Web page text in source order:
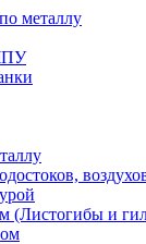
металлу
(Листогибы и